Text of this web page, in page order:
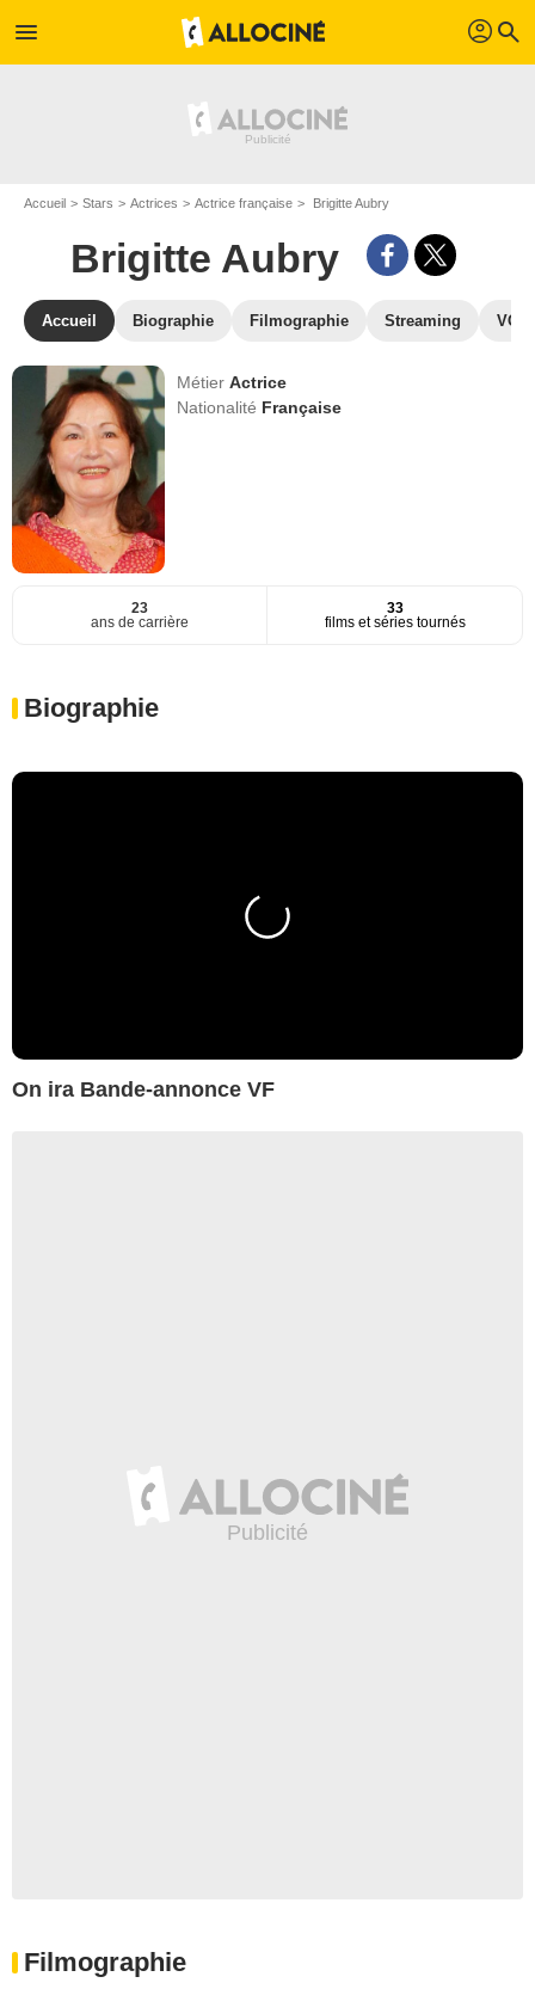
menu profil search
Accueil Stars Actrices Actrice française Brigitte Aubry
Brigitte Aubry
Accueil Biographie Filmographie Streaming
MétierActrice
Nationalité Française
23
ans de carrière
33
films et séries tournés
Biographie
On ira Bande-annonce VF
Filmographie